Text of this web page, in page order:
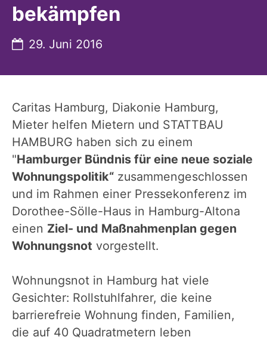
bekämpfen
Datum:
29. Juni 2016
Caritas Hamburg, Diakonie Hamburg,
Mieter helfen Mietern und STATTBAU
HAMBURG haben sich zu einem
"Hamburger Bündnis für eine neue soziale
Wohnungspolitik“ zusammengeschlossen
und im Rahmen einer Pressekonferenz im
Dorothee-Sölle-Haus in Hamburg-Altona
einen Ziel- und Maßnahmenplan gegen
Wohnungsnot vorgestellt.
Wohnungsnot in Hamburg hat viele
Gesichter: Rollstuhlfahrer, die keine
barrierefreie Wohnung finden, Familien,
die auf 40 Quadratmetern leben